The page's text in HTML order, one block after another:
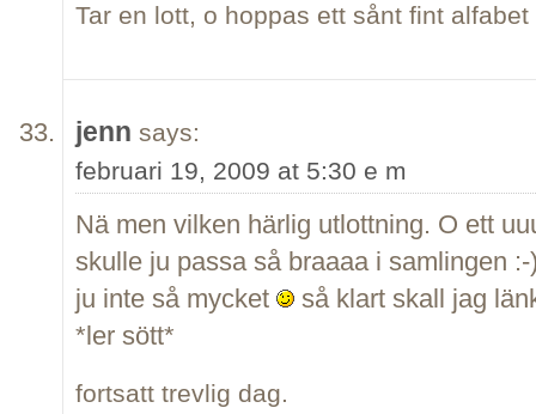
Tar en lott, o hoppas ett sånt fint
jenn says:
februari 19, 2009 at 5:30 e m
Nä men vilken härlig utlottning. O ett
skulle ju passa så braaaa i samlingen
ju inte så mycket
så klart skall jag
*ler sött*
fortsatt trevlig dag.